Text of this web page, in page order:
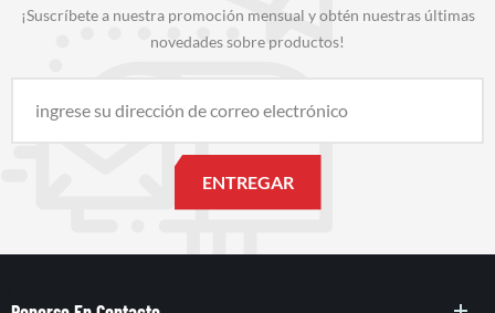
¡Suscríbete a nuestra promoción mensual y obtén nuestras últimas
novedades sobre productos!